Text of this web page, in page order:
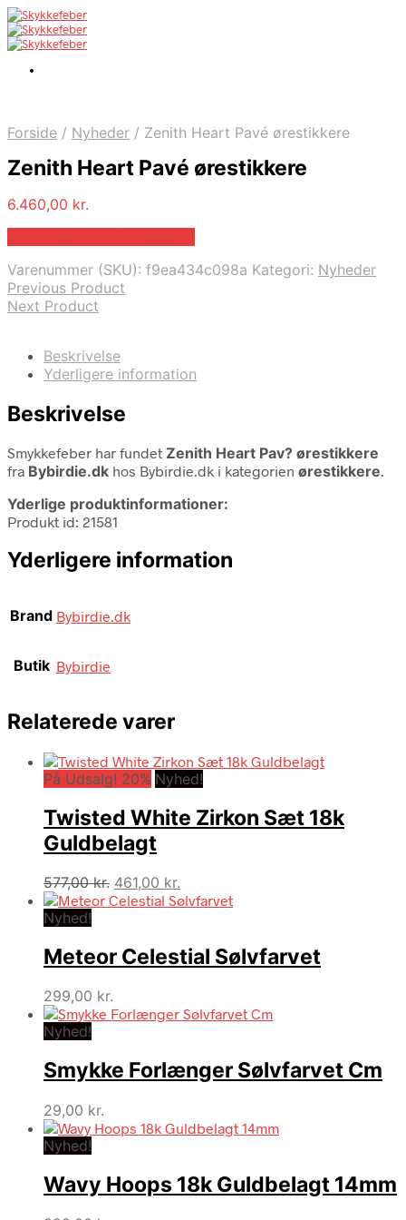
Forside / Nyheder / Zenith Heart Pavé ørestikkere
Zenith Heart Pavé ørestikkere
6.460,00 kr.
Varenummer (SKU): f9ea434c098a Kategori: Nyheder
Previous Product
Next Product
Beskrivelse
Yderligere information
Beskrivelse
Smykkefeber har fundet Zenith Heart Pav? ørestikkere
fra Bybirdie.dk hos Bybirdie.dk i kategorien ørestikkere.
Yderlige produktinformationer:
Produkt id: 21581
Yderligere information
Brand Bybirdie.dk
Butik Bybirdie
Relaterede varer
På Udsalg! 20% Nyhed!
Twisted White Zirkon Sæt 18k
Guldbelagt
577,00kr. Den
oprindelige
577,00 kr..
461,00 kr.
aktuelle
461,00 kr..
Nyhed!
Meteor Celestial Sølvfarvet
299,00 kr.
Nyhed!
Smykke Forlænger Sølvfarvet Cm
29,00 kr.
Nyhed!
Wavy Hoops 18k Guldbelagt 14mm